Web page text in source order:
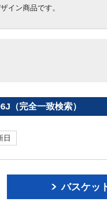
イン商品です。
（完全一致検索）
日
バスケッ